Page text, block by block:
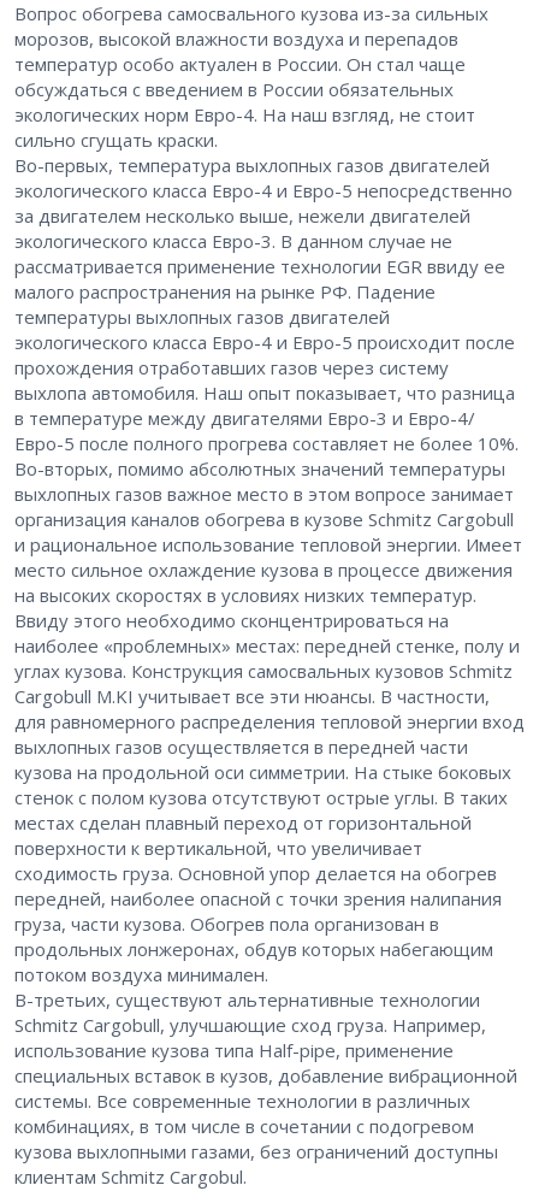
Вопрос обогрева самосвального кузова из-за сильных
морозов, высокой влажности воздуха и перепадов
температур особо актуален в России. Он стал чаще
обсуждаться с введением в России обязательных
экологических норм Евро-4. На наш взгляд, не стоит
сильно сгущать краски.
Во-первых, температура выхлопных газов двигателей
экологического класса Евро-4 и Евро-5 непосредственно
за двигателем несколько выше, нежели двигателей
экологического класса Евро-3. В данном случае не
рассматривается применение технологии EGR ввиду ее
малого распространения на рынке РФ. Падение
температуры выхлопных газов двигателей
экологического класса Евро-4 и Евро-5 происходит после
прохождения отработавших газов через систему
выхлопа автомобиля. Наш опыт показывает, что разница
в температуре между двигателями Евро-3 и Евро-4/
Евро-5 после полного прогрева составляет не более 10%.
Во-вторых, помимо абсолютных значений температуры
выхлопных газов важное место в этом вопросе занимает
организация каналов обогрева в кузове Schmitz Cargobull
и рациональное использование тепловой энергии. Имеет
место сильное охлаждение кузова в процессе движения
на высоких скоростях в условиях низких температур.
Ввиду этого необходимо сконцентрироваться на
наиболее «проблемных» местах: передней стенке, полу и
углах кузова. Конструкция самосвальных кузовов Schmitz
Cargobull M.KI учитывает все эти нюансы. В частности,
для равномерного распределения тепловой энергии вход
выхлопных газов осуществляется в передней части
кузова на продольной оси симметрии. На стыке боковых
стенок с полом кузова отсутствуют острые углы. В таких
местах сделан плавный переход от горизонтальной
поверхности к вертикальной, что увеличивает
сходимость груза. Основной упор делается на обогрев
передней, наиболее опасной с точки зрения налипания
груза, части кузова. Обогрев пола организован в
продольных лонжеронах, обдув которых набегающим
потоком воздуха минимален.
В-третьих, существуют альтернативные технологии
Schmitz Cargobull, улучшающие сход груза. Например,
использование кузова типа Half-pipe, применение
специальных вставок в кузов, добавление вибрационной
системы. Все современные технологии в различных
комбинациях, в том числе в сочетании с подогревом
кузова выхлопными газами, без ограничений доступны
клиентам Schmitz Cargobul.